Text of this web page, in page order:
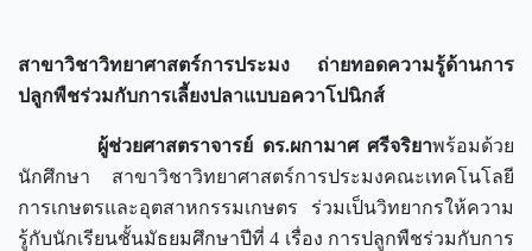
สาขาวิชาวิทยาศาสตร์การประมง ถ่ายทอดความรู้ด้านการ
ปลูกพืชร่วมกับการเลี้ยงปลาแบบอควาโปนิกส์
ผู้ช่วยศาสตราจารย์ ดร.ผกามาศ ศรีจริยาพร้อมด้วย
นักศึกษา สาขาวิชาวิทยาศาสตร์การประมงคณะเทคโนโลยี
การเกษตรและอุตสาหกรรมเกษตร ร่วมเป็นวิทยากรให้ความ
รู้กับนักเรียนชั้นมัธยมศึกษาปีที่ 4 เรื่อง การปลูกพืชร่วมกับการ